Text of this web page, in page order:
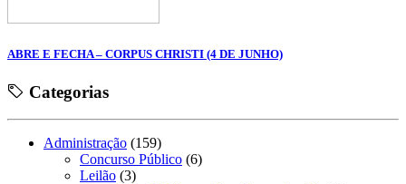
ABRE E FECHA – CORPUS CHRISTI (4 DE JUNHO)
Categorias
Administração (159)
Concurso Público (6)
Leilão (3)